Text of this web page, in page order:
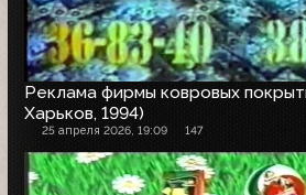
Реклама фирмы ковровых
Харьков, 1994)
25 апреля 2026, 19:09 147